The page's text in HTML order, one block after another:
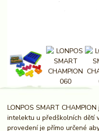
LONPOS SMART
intelektu u předškolních dětí
provedení je přímo určené